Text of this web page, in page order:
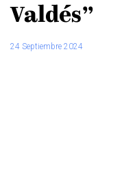
Valdés”
24 Septiembre 2024